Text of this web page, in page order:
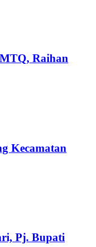
Raihan
Kecamatan
Pj. Bupati